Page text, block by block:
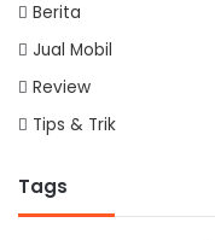
Berita
Jual Mobil
Review
Tips & Trik
Tags